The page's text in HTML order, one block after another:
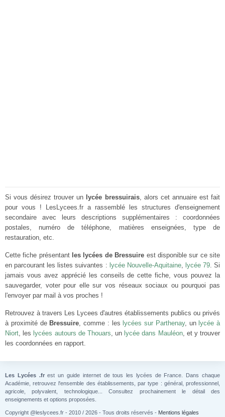
Si vous désirez trouver un lycée bressuirais, alors cet annuaire est fait
pour vous ! LesLycees.fr a rassemblé les structures d'enseignement
secondaire avec leurs descriptions supplémentaires : coordonnées
postales, numéro de téléphone, matières enseignées, type de
restauration, etc.
Cette fiche présentant les lycées de Bressuire est disponible sur ce site
en parcourant les listes suivantes : lycée Nouvelle-Aquitaine, lycée 79. Si
jamais vous avez apprécié les conseils de cette fiche, vous pouvez la
sauvegarder, voter pour elle sur vos réseaux sociaux ou pourquoi pas
l'envoyer par mail à vos proches !
Retrouvez à travers Les Lycees d'autres établissements publics ou privés
à proximité de Bressuire, comme : les lycées sur Parthenay, un lycée à
Niort, les lycées autours de Thouars, un lycée dans Mauléon, et y trouver
les coordonnées en rapport.
Les Lycées .frest un guide internet de tous les lycées de France. Dans chaque
Académie, retrouvez l'ensemble des établissements, par type : général, professionnel,
agricole, polyvalent, technologique... Consultez prochainement le détail des
enseignements et options proposées.
Copyright @leslycees.fr - 2010 / 2026 - Tous droits réservés - Mentions légales